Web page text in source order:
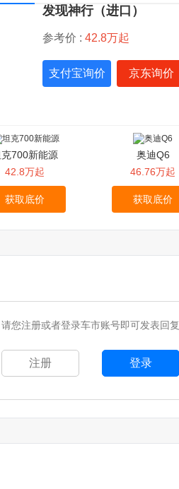
发现神行（进口）
参考价 : 42.8万起
支付宝询价 京东询价
700新能源
42.8万起
获取底价
奥迪Q6
46.76万起
获取底价
请您注册或者登录车市账号即可发表回复
注册 登录